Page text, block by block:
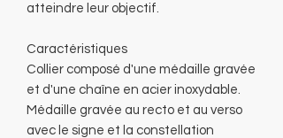
atteindre leur objectif.
Caractéristiques
Collier composé d'une médaille gravée
et d'une chaîne en acier inoxydable.
Médaille gravée au recto et au verso
avec le signe et la constellation